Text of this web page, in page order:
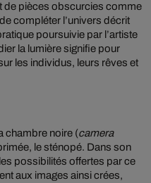
de pièces obscurcies comme
compléter l’univers décrit
poursuivie par l’artiste
la lumière signifie pour
les individus, leurs rêves et
chambre noire (camera
le sténopé. Dans son
possibilités offertes par ce
aux images ainsi crées,